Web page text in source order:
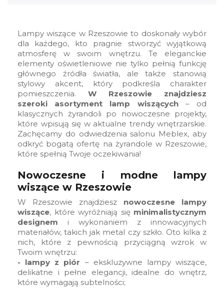
Lampy wiszące w Rzeszowie to doskonały wybór
dla każdego, kto pragnie stworzyć wyjątkową
atmosferę w swoim wnętrzu. Te eleganckie
elementy oświetleniowe nie tylko pełnią funkcję
głównego źródła światła, ale także stanowią
stylowy akcent, który podkreśla charakter
pomieszczenia. W Rzeszowie znajdziesz
szeroki asortyment lamp wiszących– od
klasycznych żyrandoli po nowoczesne projekty,
które wpisują się w aktualne trendy wnętrzarskie.
Zachęcamy do odwiedzenia salonu Meblex, aby
odkryć bogatą ofertę na żyrandole w Rzeszowie,
które spełnią Twoje oczekiwania!
Nowoczesne i modne lampy
wiszące w Rzeszowie
W Rzeszowie znajdziesz nowoczesne lampy
wiszące, które wyróżniają się minimalistycznym
designem i wykonaniem z innowacyjnych
materiałów, takich jak metal czy szkło. Oto kilka z
nich, które z pewnością przyciągną wzrok w
Twoim wnętrzu:
- lampy z piór – ekskluzywne lampy wiszące,
delikatne i pełne elegancji, idealne do wnętrz,
które wymagają subtelności;